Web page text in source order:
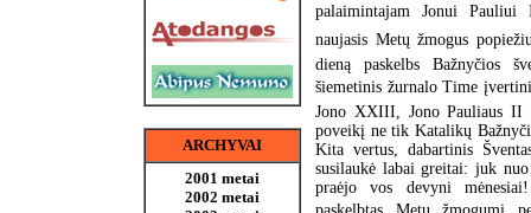
ARCHYVAI
2001 metai
2002 metai
palaimintajam Jonui Pauliui
naujasis Metų žmogus
dieną paskelbs Bažnyčios
šiemetinis žurnalo Time
Jono XXIII, Jono Pauliaus II
poveikį ne tik Katalikų
Kita vertus, dabartinis
susilaukė labai greitai: juk
praėjo vos devyni